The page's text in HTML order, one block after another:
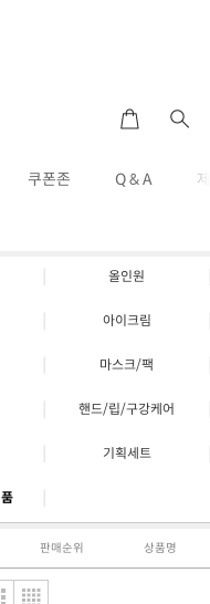
쿠폰존 Q & A
올인원
아이크림
마스크/팩
핸드/립/구강케어
기획세트
판매순위 상품명